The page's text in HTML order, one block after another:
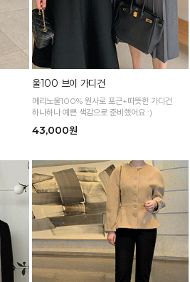
울100 브이 가디건
메리노울100% 원사로 포근+따뜻한 가디건
하나하나 예쁜 색감으로 준비했어요 :)
43,000원